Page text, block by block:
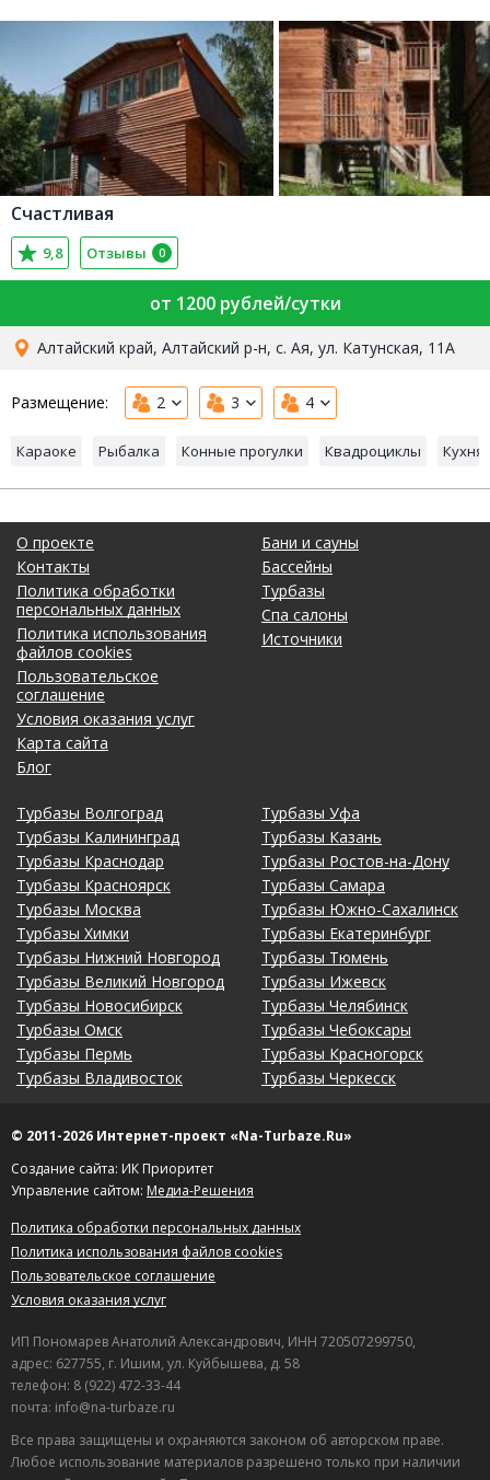
Счастливая
9,8 Отзывы 0
от 1200 рублей/сутки
Алтайский край, Алтайский р-н, с. Ая, ул. Катунская, 11А
Размещение: 2 3 4
Караоке Рыбалка Конные прогулки Квадроциклы Кухня
О проекте
Контакты
Политика обработки
персональных данных
Политика использования
файлов cookies
Пользовательское
соглашение
Условия оказания услуг
Карта сайта
Блог
Бани и сауны
Бассейны
Турбазы
Спа салоны
Источники
Турбазы Волгоград
Турбазы Калининград
Турбазы Краснодар
Турбазы Красноярск
Турбазы Москва
Турбазы Химки
Турбазы Нижний Новгород
Турбазы Великий Новгород
Турбазы Новосибирск
Турбазы Омск
Турбазы Пермь
Турбазы Владивосток
Турбазы Уфа
Турбазы Казань
Турбазы Ростов-на-Дону
Турбазы Самара
Турбазы Южно-Сахалинск
Турбазы Екатеринбург
Турбазы Тюмень
Турбазы Ижевск
Турбазы Челябинск
Турбазы Чебоксары
Турбазы Красногорск
Турбазы Черкесск
© 2011-2026 Интернет-проект «Na-Turbaze.Ru»
Создание сайта: ИК Приоритет
Управление сайтом: Медиа-Решения
Политика обработки персональных данных
Политика использования файлов cookies
Пользовательское соглашение
Условия оказания услуг
ИП Пономарев Анатолий Александрович, ИНН 720507299750,
адрес: 627755, г. Ишим, ул. Куйбышева, д. 58
телефон: 8 (922) 472-33-44
почта: info@na-turbaze.ru
Все права защищены и охраняются законом об авторском праве.
Любое использование материалов разрешено только при наличии